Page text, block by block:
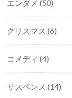
エンタメ (50)
クリスマス (6)
コメディ (4)
サスペンス (14)